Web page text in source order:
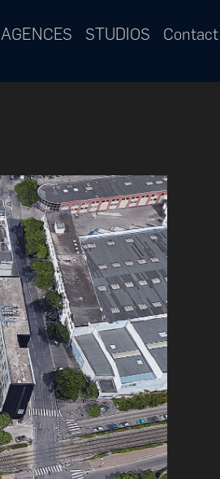
AGENCES STUDIOS Contact